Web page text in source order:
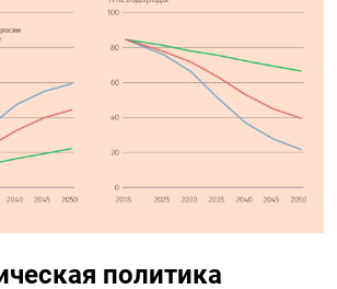
политика